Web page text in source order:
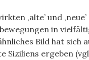
‚alte’ und ‚neue’
in
Bild hat sich
Siziliens ergeben